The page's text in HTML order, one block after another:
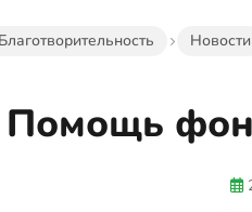
Благотворительность Новости
Помощь